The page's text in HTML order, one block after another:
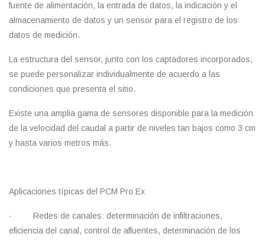
fuente de alimentación, la entrada de datos, la indicación y el
almacenamiento de datos y un sensor para el registro de los
datos de medición.
La estructura del sensor, junto con los captadores incorporados,
se puede personalizar individualmente de acuerdo a las
condiciones que presenta el sitio.
Existe una amplia gama de sensores disponible para la medición
de la velocidad del caudal a partir de niveles tan bajos como 3 cm
y hasta varios metros más.
Aplicaciones típicas del PCM Pro Ex
· Redes de canales: determinación de infiltraciones,
eficiencia del canal, control de afluentes, determinación de los